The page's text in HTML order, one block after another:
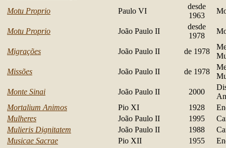
Motu Proprio
Paulo VI
desde
1963
Motu Proprio João Paulo II
desde
1978
Migrações João Paulo II de 1978
Missões
João Paulo II de 1978
Monte Sinai
João Paulo II 2000
Mortalium Animos
Pio XI 1928
Mulheres
João Paulo II 1995
Mulieris Dignitatem
João Paulo II 1988
Musicae Sacrae
Pio XII 1955